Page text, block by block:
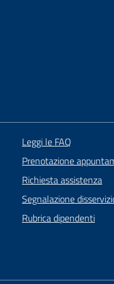
Leggi le FAQ
Prenotazione
Richiesta assistenza
Segnalazione
Rubrica dipendenti